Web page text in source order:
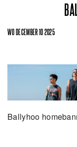
WO DECEMBER 10 2025
Ballyhoo